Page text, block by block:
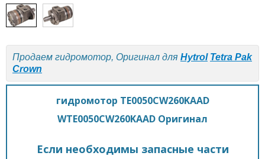
Продаем гидромотор, Оригинал для Hytrol Tetra Pak
Crown
гидромотор TE0050CW260KAAD
WTE0050CW260KAAD Оригинал
Если необходимы запасные части